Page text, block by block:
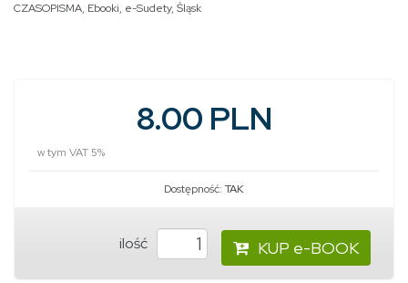
CZASOPISMA, Ebooki, e-Sudety, Śląsk
8.00 PLN
w tym VAT 5%
Dostępność: TAK
ilość KUP e-BOOK